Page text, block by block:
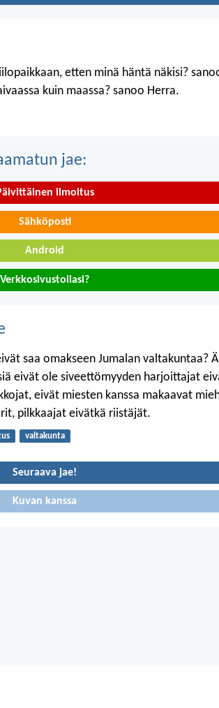
etten minä häntä näkisi?
kuin maassa? sanoo Herra.
jae:
ilmoitus
Sähköposti
Android
Verkkosivustollasi?
saa omakseen Jumalan valtakuntaa?
eivät ole siveettömyyden harjoittajat
eivät miesten kanssa makaavat
pilkkaajat eivätkä riistäjät.
valtakunta
Seuraava jae!
Kuvan kanssa